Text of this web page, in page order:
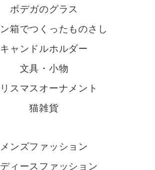
ボデガのグラス
箱でつくったものさし
キャンドルホルダー
文具・小物
スマスオーナメント
猫雑貨
メンズファッション
ィースファッション